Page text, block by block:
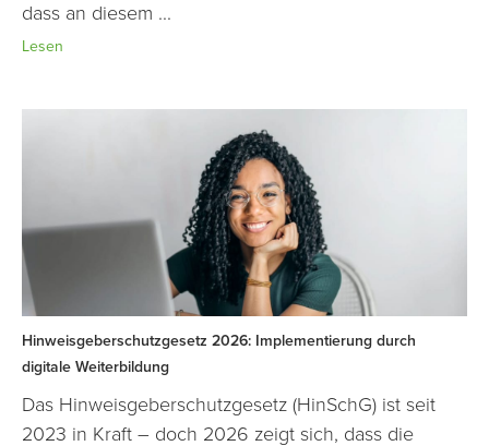
dass an diesem ...
Lesen
Hinweisgeberschutzgesetz 2026: Implementierung durch
digitale Weiterbildung
Das Hinweisgeberschutzgesetz (HinSchG) ist seit
2023 in Kraft – doch 2026 zeigt sich, dass die